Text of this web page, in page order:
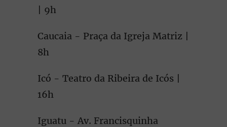
| 9h
Caucaia - Praça da Igreja Matriz |
8h
Icó - Teatro da Ribeira de Icós |
16h
Iguatu - Av. Francisquinha